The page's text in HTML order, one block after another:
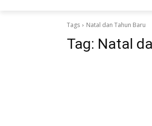
Tags Natal dan Tahun Baru
Tag: Natal